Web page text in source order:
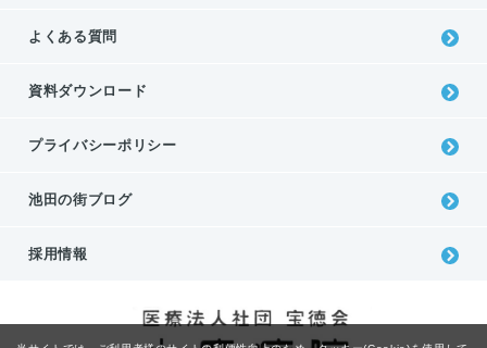
よくある質問
資料ダウンロード
プライバシーポリシー
池⽥の街ブログ
採用情報